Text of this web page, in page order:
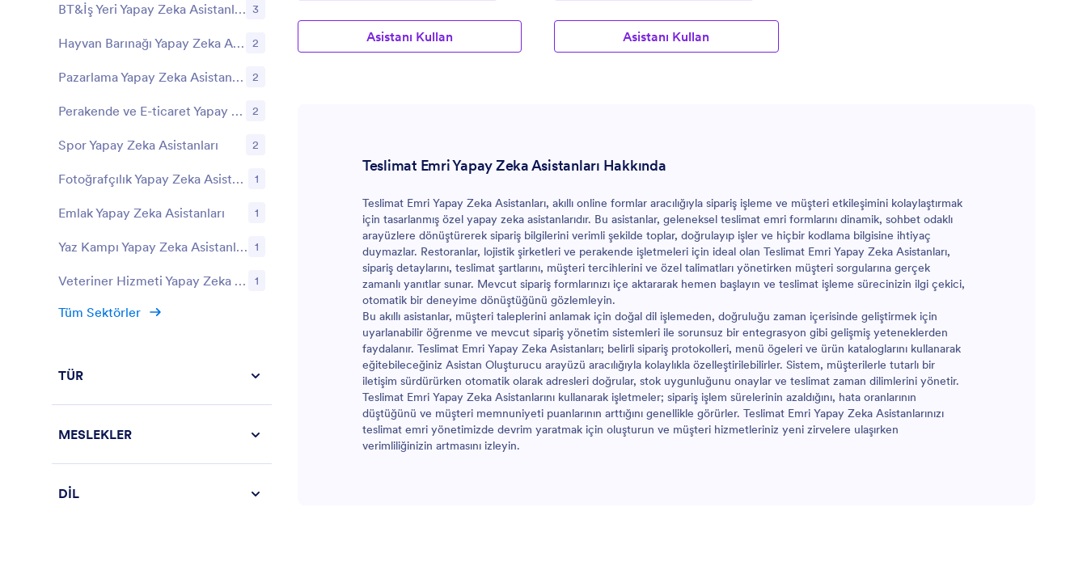
Asistanı Kullan Asistanı Kullan
Teslimat Emri Yapay Zeka Asistanları Hakkında
Teslimat Emri Yapay Zeka Asistanları, akıllı online formlar aracılığıyla sipariş işleme ve müşteri etkileşimini kolaylaştırmak
için tasarlanmış özel yapay zeka asistanlarıdır. Bu asistanlar, geleneksel teslimat emri formlarını dinamik, sohbet odaklı
arayüzlere dönüştürerek sipariş bilgilerini verimli şekilde toplar, doğrulayıp işler ve hiçbir kodlama bilgisine ihtiyaç
duymazlar. Restoranlar, lojistik şirketleri ve perakende işletmeleri için ideal olan Teslimat Emri Yapay Zeka Asistanları,
sipariş detaylarını, teslimat şartlarını, müşteri tercihlerini ve özel talimatları yönetirken müşteri sorgularına gerçek
zamanlı yanıtlar sunar. Mevcut sipariş formlarınızı içe aktararak hemen başlayın ve teslimat işleme sürecinizin ilgi çekici,
otomatik bir deneyime dönüştüğünü gözlemleyin.
Bu akıllı asistanlar, müşteri taleplerini anlamak için doğal dil işlemeden, doğruluğu zaman içerisinde geliştirmek için
uyarlanabilir öğrenme ve mevcut sipariş yönetim sistemleri ile sorunsuz bir entegrasyon gibi gelişmiş yeteneklerden
faydalanır. Teslimat Emri Yapay Zeka Asistanları; belirli sipariş protokolleri, menü ögeleri ve ürün kataloglarını kullanarak
eğitebileceğiniz Asistan Oluşturucu arayüzü aracılığıyla kolaylıkla özelleştirilebilirler. Sistem, müşterilerle tutarlı bir
iletişim sürdürürken otomatik olarak adresleri doğrular, stok uygunluğunu onaylar ve teslimat zaman dilimlerini yönetir.
Teslimat Emri Yapay Zeka Asistanlarını kullanarak işletmeler; sipariş işlem sürelerinin azaldığını, hata oranlarının
düştüğünü ve müşteri memnuniyeti puanlarının arttığını genellikle görürler. Teslimat Emri Yapay Zeka Asistanlarınızı
teslimat emri yönetimizde devrim yaratmak için oluşturun ve müşteri hizmetleriniz yeni zirvelere ulaşırken
verimliliğinizin artmasını izleyin.
BT&İş Yeri Yapay Zeka Asistanları 3
Hayvan Barınağı Yapay Zeka Asistanları 2
Pazarlama Yapay Zeka Asistanları 2
Perakende ve E-ticaret Yapay Zeka Asistanları 2
Spor Yapay Zeka Asistanları 2
Fotoğrafçılık Yapay Zeka Asistanları 1
Emlak Yapay Zeka Asistanları 1
Yaz Kampı Yapay Zeka Asistanları 1
Veteriner Hizmeti Yapay Zeka Asistanları 1
Tüm Sektörler
TÜR
MESLEKLER
DİL